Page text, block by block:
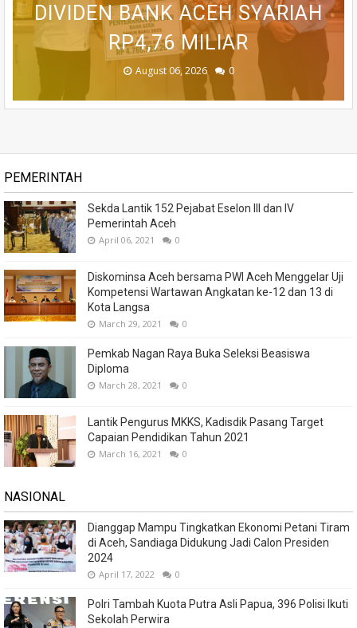
31 KECAMATAN SEMARAKKAN
HUT RI KE-81
August 06, 2026 0
DIVIDEN BANK ACEH SYARIAH
RP4,76 MILIAR
August 06, 2026 0
BETON DI RUSIP ANTARA, ACEH
TENGAH
August 06, 2026 0
TINGKATKAN PELAYANAN
MASYARAKAT
August 05, 2026 0
GENERASI DARI ANCAMAN
STUNTING
August 04, 2026 0
PEMERINTAH
Sekda Lantik 152 Pejabat Eselon III dan IV
Pemerintah Aceh
April 06, 2021 0
Diskominsa Aceh bersama PWI Aceh Menggelar Uji
Kompetensi Wartawan Angkatan ke-12 dan 13 di
Kota Langsa
March 29, 2021 0
Pemkab Nagan Raya Buka Seleksi Beasiswa
Diploma
March 28, 2021 0
Lantik Pengurus MKKS, Kadisdik Pasang Target
Capaian Pendidikan Tahun 2021
March 16, 2021 0
NASIONAL
Dianggap Mampu Tingkatkan Ekonomi Petani Tiram
di Aceh, Sandiaga Didukung Jadi Calon Presiden
2024
April 17, 2022 0
Polri Tambah Kuota Putra Asli Papua, 396 Polisi Ikuti
Sekolah Perwira